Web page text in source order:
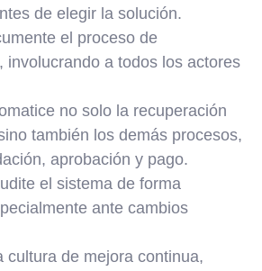
de elegir la solución.
el proceso de
involucrando a todos los actores
no solo la recuperación
también los demás procesos,
aprobación y pago.
el sistema de forma
ante cambios
cultura de mejora continua,